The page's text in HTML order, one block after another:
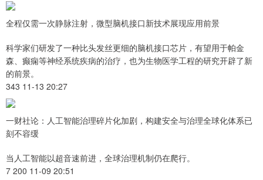
全程仅需一次静脉注射，微型脑机接口新技术展现应用前景
科学家们研发了一种比头发丝更细的脑机接口芯片，有望用于帕金
森、癫痫等神经系统疾病的治疗，也为生物医学工程的研究开辟了新
的前景。
343 11-13 20:27
一财社论：人工智能治理碎片化加剧，构建安全与治理全球化体系已
刻不容缓
当人工智能以超音速前进，全球治理机制仍在爬行。
7 200 11-09 20:51